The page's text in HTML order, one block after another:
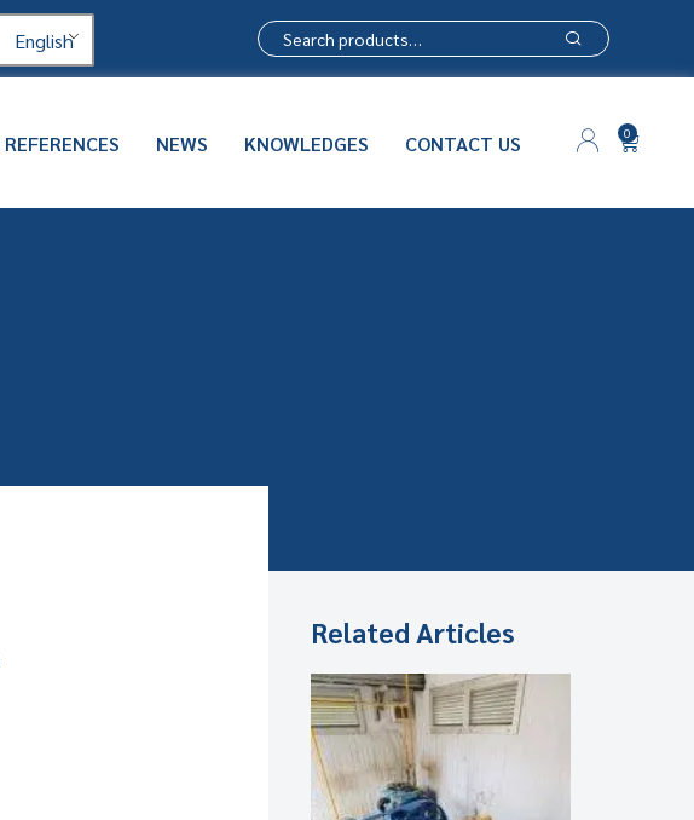
English
0
REFERENCES NEWS KNOWLEDGES CONTACT US
Related Articles